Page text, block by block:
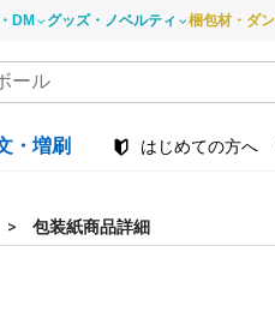
DM グッズ・ノベルティ 梱包材・ダ
・増刷 はじめての方へ
包装紙商品詳細